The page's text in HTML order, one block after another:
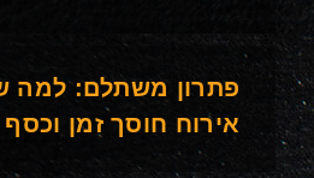
פתרון משתלם: למה
אירוח חוסך זמן וכסף